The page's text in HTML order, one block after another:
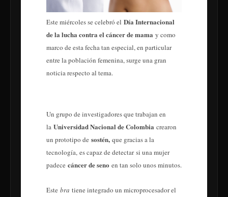
Este miércoles se celebró el Día Internacional
de la lucha contra el cáncer de mama y como
marco de esta fecha tan especial, en particular
entre la población femenina, surge una gran
noticia respecto al tema.
Un grupo de investigadores que trabajan en
la Universidad Nacional de Colombia crearon
un prototipo de sostén, que gracias a la
tecnología, es capaz de detectar si una mujer
padece cáncer de seno en tan solo unos minutos.
Este bra tiene integrado un microprocesador el